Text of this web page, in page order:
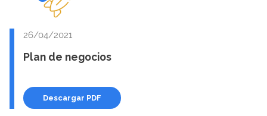
26/04/2021
Plan de negocios
Descargar PDF